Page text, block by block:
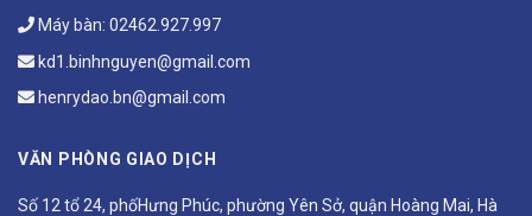
Máy bàn: 02462.927.997
kd1.binhnguyen@gmail.com
henrydao.bn@gmail.com
VĂN PHÒNG GIAO DỊCH
Số 12 tổ 24, phốHưng Phúc, phường Yên Sở, quận Hoàng Mai, Hà